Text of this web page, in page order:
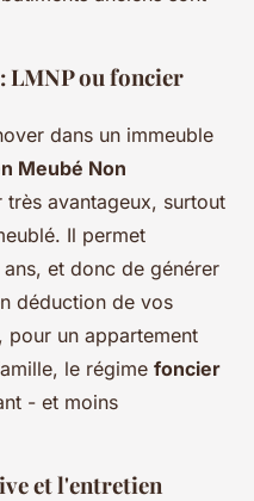
LMNP ou foncier
dans un immeuble
Meubé Non
très avantageux, surtout
Il permet
et donc de générer
déduction de vos
pour un appartement
le régime foncier
- et moins
et l'entretien